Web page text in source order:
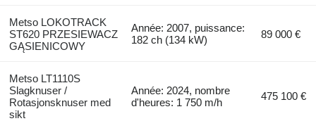
Metso LOKOTRACK
ST620 PRZESIEWACZ
GĄSIENICOWY
Année: 2007, puissance:
182 ch (134 kW)
89 000 €
Metso LT1110S
Slagknuser /
Rotasjonsknuser med
sikt
Année: 2024, nombre
d'heures: 1 750 m/h
475 100 €